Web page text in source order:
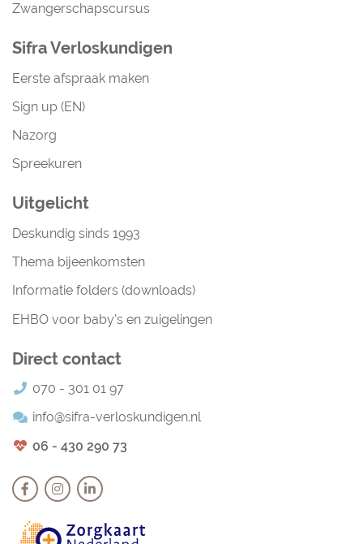
Zwangerschapscursus
Sifra Verloskundigen
Eerste afspraak maken
Sign up (EN)
Nazorg
Spreekuren
Uitgelicht
Deskundig sinds 1993
Thema bijeenkomsten
Informatie folders (downloads)
EHBO voor baby's en zuigelingen
Direct contact
070 - 301 01 97
info@sifra-verloskundigen.nl
06 - 430 290 73